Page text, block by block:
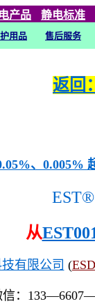
产品 静电标准
用品
售后服务
返回
、0.005%
EST®
从
有限公司 (
信：